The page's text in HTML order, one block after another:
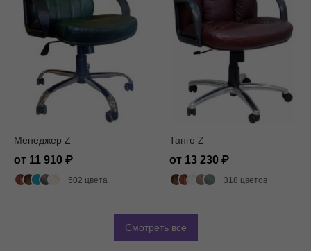
Менеджер Z
от 11 910
502 цвета
Танго Z
от 13 230
318 цветов
Смотреть все